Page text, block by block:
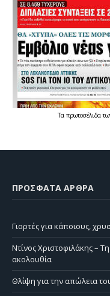
Τα πρωτοσέλιδα
ΠΡΌΣΦΑΤΑ ΆΡΘΡΑ
Γιορτές για κάποιους,
Ντίνος Χριστοφιλάκης –
ακολουθία
Θλίψη για την απώλεια